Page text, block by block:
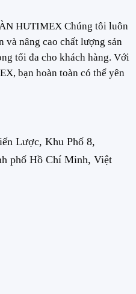
HUTIMEX Chúng tôi luôn
và nâng cao chất lượng sản
tối đa cho khách hàng. Với
bạn hoàn toàn có thể yên
Lược, Khu Phố 8,
phố Hồ Chí Minh, Việt